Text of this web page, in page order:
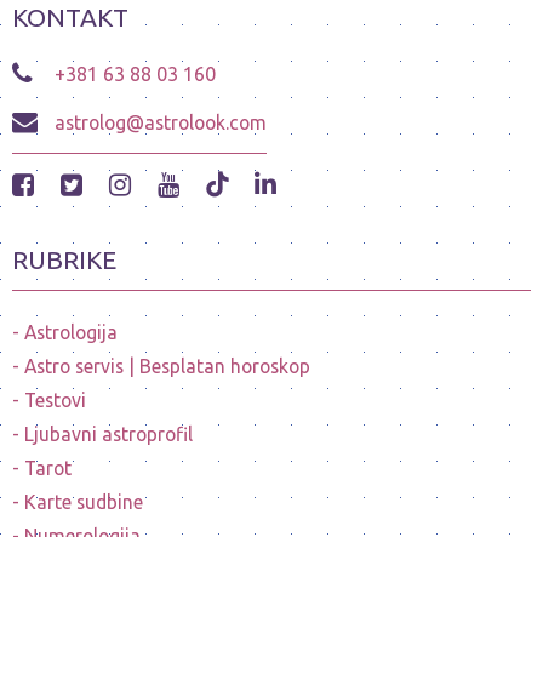
KONTAKT
+381 63 88 03 160
astrolog@astrolook.com
RUBRIKE
Astrologija
Astro servis | Besplatan horoskop
Testovi
Ljubavni astroprofil
Tarot
Karte sudbine
Numerologija